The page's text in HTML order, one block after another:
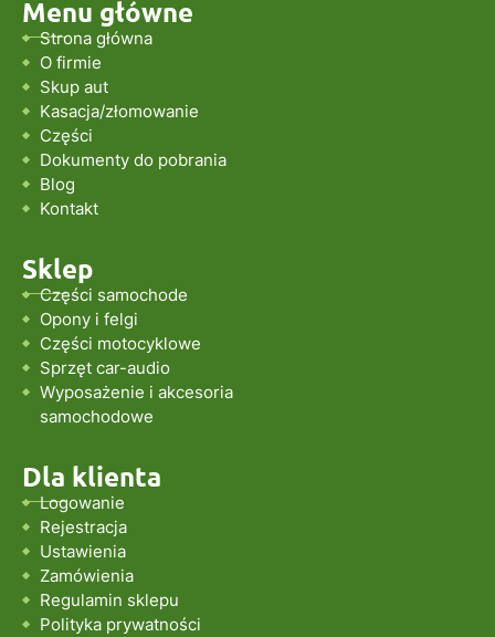
Menu główne
Strona główna
O firmie
Skup aut
Kasacja/złomowanie
Części
Dokumenty do pobrania
Blog
Kontakt
Sklep
Części samochode
Opony i felgi
Części motocyklowe
Sprzęt car-audio
Wyposażenie i akcesoria
samochodowe
Dla klienta
Logowanie
Rejestracja
Ustawienia
Zamówienia
Regulamin sklepu
Polityka prywatności